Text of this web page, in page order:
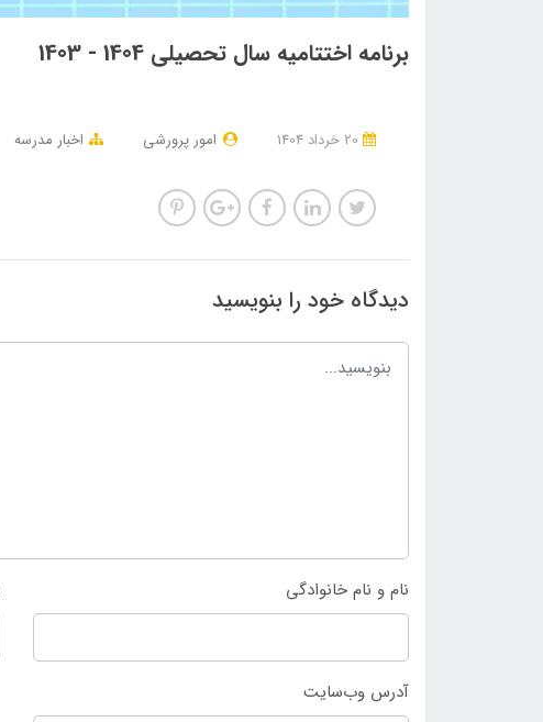
برنامه اختتامیه سال تحصیلی 1404 - 1403
امور پرورشی اخبار مدرسه
دیدگاه خود را بنویسید
نام و نام خانوادگی
آدرس وب‌سایت